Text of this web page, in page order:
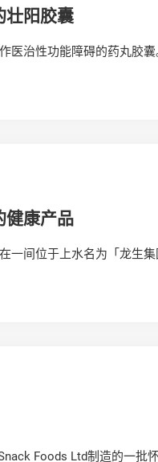
壮阳胶囊
医治性功能障碍的药丸胶
健康产品
一间位于上水名为「龙生
Foods Ltd制造的一批